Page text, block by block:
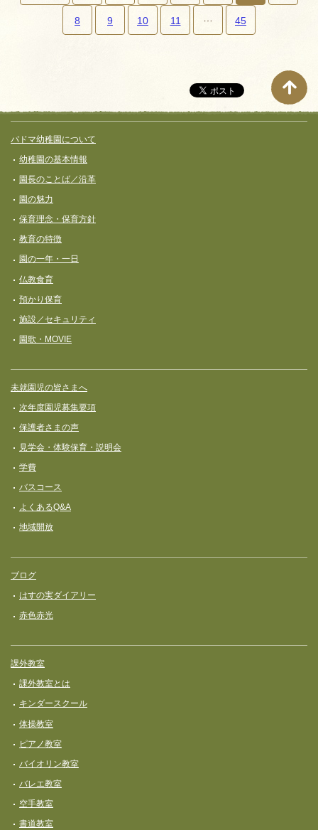
ゲ
ー
シ
ョ
ン
8 9 10 11 45
フッターコンテンツ
パドマ幼稚園について
幼稚園の基本情報
園長のことば／沿革
園の魅力
保育理念・保育⽅針
教育の特徴
園の一年・一日
仏教食育
預かり保育
施設／セキュリティ
園歌・MOVIE
未就園児の皆さまへ
次年度園児募集要項
保護者さまの声
見学会・体験保育・説明会
学費
バスコース
よくあるQ&A
地域開放
ブログ
はすの実ダイアリー
赤色赤光
課外教室
課外教室とは
キンダースクール
体操教室
ピアノ教室
バイオリン教室
バレエ教室
空手教室
書道教室